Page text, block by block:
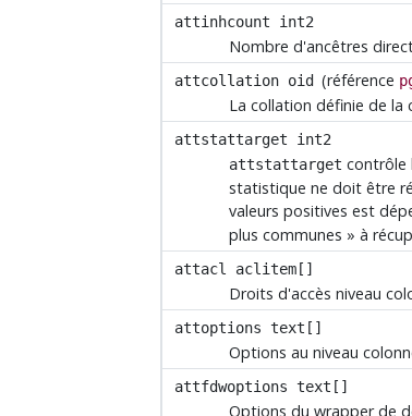
attinhcount int2
Nombre d'ancêtres
attcollation oid (référence
La collation définie de la
attstattarget
int2
attstattarget contrôle
statistique ne doit être
valeurs positives est
plus communes » à
attacl aclitem[]
Droits d'accès niveau
attoptions text[]
Options au niveau
attfdwoptions text[]
Options du wrapper de